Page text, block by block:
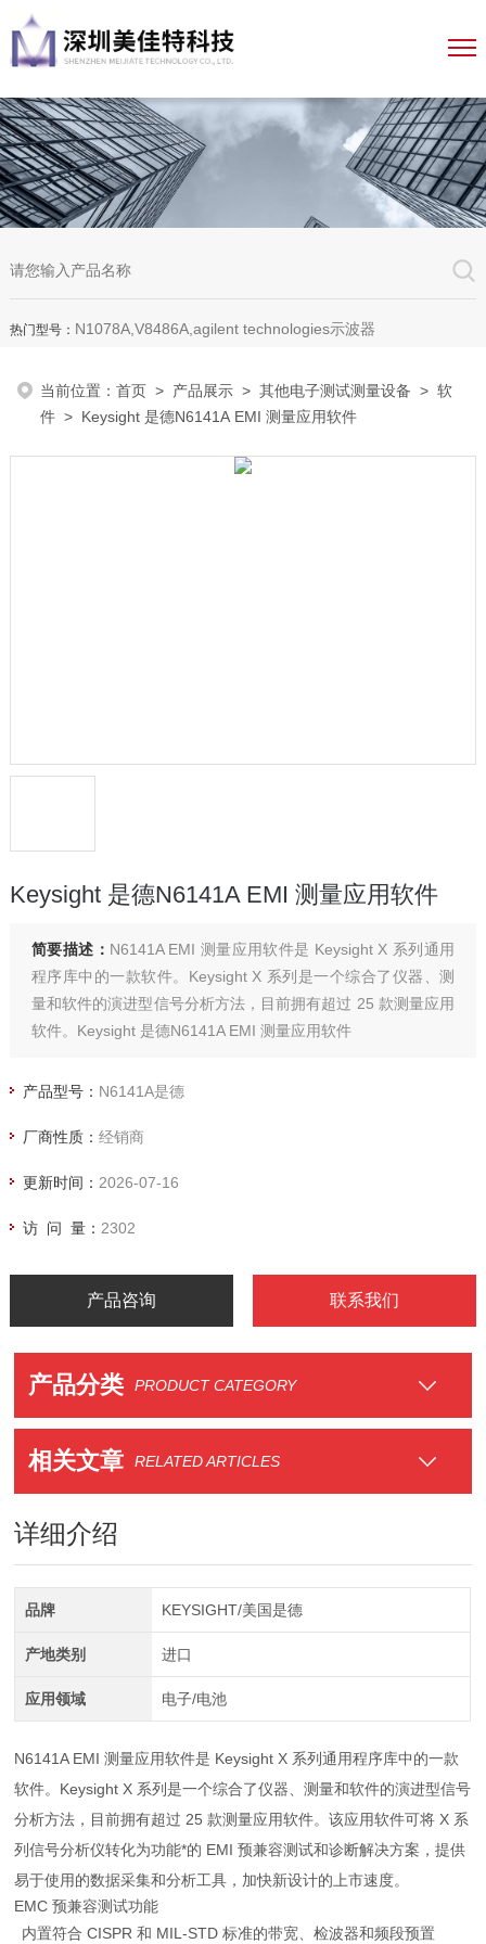
热门型号： N1078A,V8486A,agilent technologies示波器
当前位置：首页 > 产品展示 >其他电子测试测量设备 >软
件 > Keysight 是德N6141A EMI 测量应用软件
Keysight 是德N6141A EMI 测量应用软件
简要描述： N6141A EMI 测量应用软件是 Keysight X 系列通用
程序库中的一款软件。Keysight X 系列是一个综合了仪器、测
量和软件的演进型信号分析方法，目前拥有超过 25 款测量应用
软件。Keysight 是德N6141A EMI 测量应用软件
产品型号： N6141A是德
厂商性质： 经销商
更新时间： 2026-07-16
访 问 量： 2302
产品咨询 联系我们
产品分类 PRODUCT CATEGORY
相关文章 RELATED ARTICLES
详细介绍
品牌 KEYSIGHT/美国是德
产地类别 进口
应用领域 电子/电池
N6141A EMI 测量应用软件是 Keysight X 系列通用程序库中的一款
软件。Keysight X 系列是一个综合了仪器、测量和软件的演进型信号
分析方法，目前拥有超过 25 款测量应用软件。该应用软件可将 X 系
列信号分析仪转化为功能*的 EMI 预兼容测试和诊断解决方案，提供
易于使用的数据采集和分析工具，加快新设计的上市速度。
EMC 预兼容测试功能
内置符合 CISPR 和 MIL-STD 标准的带宽、检波器和频段预置